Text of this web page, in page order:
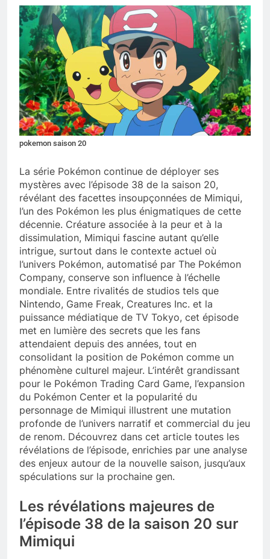
pokemon saison 20
La série Pokémon continue de déployer ses
mystères avec l’épisode 38 de la saison 20,
révélant des facettes insoupçonnées de Mimiqui,
l’un des Pokémon les plus énigmatiques de cette
décennie. Créature associée à la peur et à la
dissimulation, Mimiqui fascine autant qu’elle
intrigue, surtout dans le contexte actuel où
l’univers Pokémon, automatisé par The Pokémon
Company, conserve son influence à l’échelle
mondiale. Entre rivalités de studios tels que
Nintendo, Game Freak, Creatures Inc. et la
puissance médiatique de TV Tokyo, cet épisode
met en lumière des secrets que les fans
attendaient depuis des années, tout en
consolidant la position de Pokémon comme un
phénomène culturel majeur. L’intérêt grandissant
pour le Pokémon Trading Card Game, l’expansion
du Pokémon Center et la popularité du
personnage de Mimiqui illustrent une mutation
profonde de l’univers narratif et commercial du jeu
de renom. Découvrez dans cet article toutes les
révélations de l’épisode, enrichies par une analyse
des enjeux autour de la nouvelle saison, jusqu’aux
spéculations sur la prochaine gen.
Les révélations majeures de
l’épisode 38 de la saison 20 sur
Mimiqui